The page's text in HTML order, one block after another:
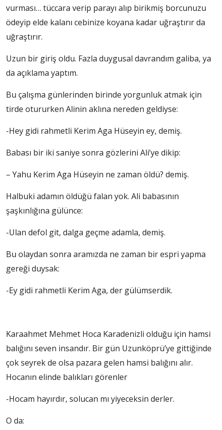
vurması… tüccara verip parayı alıp birikmiş borcunuzu
ödeyip elde kalanı cebinize koyana kadar uğraştırır da
uğraştırır.
Uzun bir giriş oldu. Fazla duygusal davrandım galiba, ya
da açıklama yaptım.
Bu çalışma günlerinden birinde yorgunluk atmak için
tirde otururken Alinin aklına nereden geldiyse:
-Hey gidi rahmetli Kerim Aga Hüseyin ey, demiş.
Babası bir iki saniye sonra gözlerini Ali’ye dikip:
– Yahu Kerim Aga Hüseyin ne zaman öldü? demiş.
Halbuki adamın öldüğü falan yok. Ali babasının
şaşkınlığına gülünce:
-Ulan defol git, dalga geçme adamla, demiş.
Bu olaydan sonra aramızda ne zaman bir espri yapma
gereği duysak:
-Ey gidi rahmetli Kerim Aga, der gülümserdik.
Karaahmet Mehmet Hoca Karadenizli olduğu için hamsi
balığını seven insandır. Bir gün Uzunköprü’ye gittiğinde
çok seyrek de olsa pazara gelen hamsi balığını alır.
Hocanın elinde balıkları görenler
-Hocam hayırdır, solucan mı yiyeceksin derler.
O da: